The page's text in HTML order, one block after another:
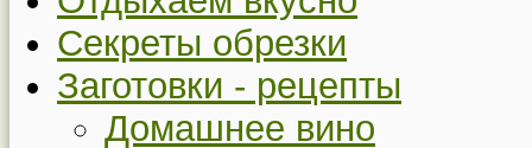
Секреты обрезки
Заготовки - рецепты
Домашнее вино